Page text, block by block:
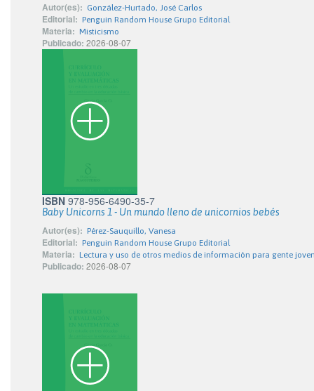
Autor(es): González-Hurtado, José Carlos
Editorial: Penguin Random House Grupo Editorial
Materia: Misticismo
Publicado: 2026-08-07
ISBN 978-956-6490-35-7
Baby Unicorns 1 - Un mundo lleno de unicornios bebés
Autor(es): Pérez-Sauquillo, Vanesa
Editorial: Penguin Random House Grupo Editorial
Materia: Lectura y uso de otros medios de información para gente
Publicado: 2026-08-07